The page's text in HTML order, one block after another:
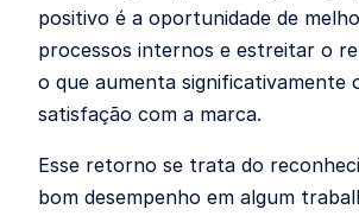
positivo é a oportunidade de
processos internos e estreitar o
o que aumenta significativamente
satisfação com a marca.
Esse retorno se trata do
bom desempenho em algum